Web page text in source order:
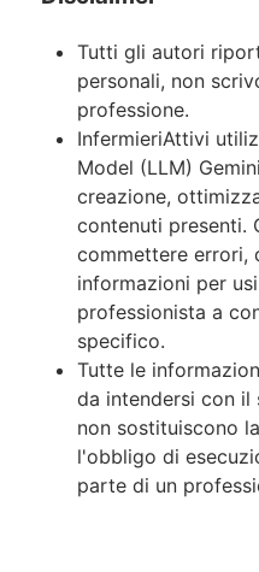
Tutti gli autori
personali, non
professione.
InfermieriAttivi
Model (LLM)
creazione,
contenuti presenti.
commettere errori,
informazioni per
professionista a
specifico.
Tutte le
da intendersi con
non sostituiscono
l'obbligo di
parte di un